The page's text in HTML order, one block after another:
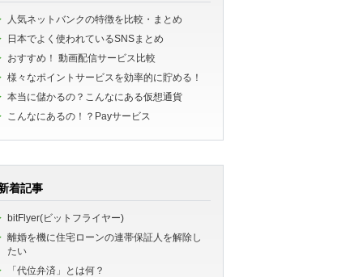
人気ネットバンクの特徴を比較・まとめ
日本でよく使われているSNSまとめ
おすすめ！ 動画配信サービス比較
様々なポイントサービスを効率的に貯める！
本当に儲かるの？こんなにある仮想通貨
こんなにあるの！？Payサービス
着記事
bitFlyer(ビットフライヤー)
離婚を機に住宅ローンの連帯保証人を解除し
たい
「代位弁済」とは何？